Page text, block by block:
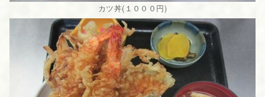
カツ丼(１０００円)